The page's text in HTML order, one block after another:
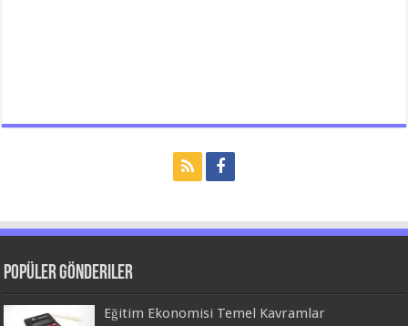
Popüler Gönderiler
Eğitim Ekonomisi Temel Kavramlar